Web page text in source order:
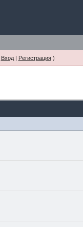
Вход| Регистрация)